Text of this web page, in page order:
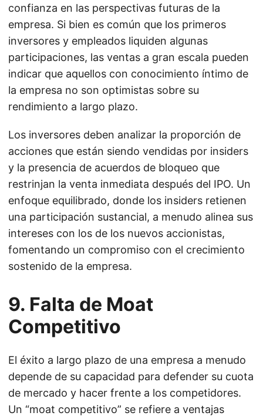
confianza en las perspectivas futuras de la
empresa. Si bien es común que los primeros
inversores y empleados liquiden algunas
participaciones, las ventas a gran escala pueden
indicar que aquellos con conocimiento íntimo de
la empresa no son optimistas sobre su
rendimiento a largo plazo.
Los inversores deben analizar la proporción de
acciones que están siendo vendidas por insiders
y la presencia de acuerdos de bloqueo que
restrinjan la venta inmediata después del IPO. Un
enfoque equilibrado, donde los insiders retienen
una participación sustancial, a menudo alinea sus
intereses con los de los nuevos accionistas,
fomentando un compromiso con el crecimiento
sostenido de la empresa.
9. Falta de Moat
Competitivo
El éxito a largo plazo de una empresa a menudo
depende de su capacidad para defender su cuota
de mercado y hacer frente a los competidores.
Un “moat competitivo” se refiere a ventajas